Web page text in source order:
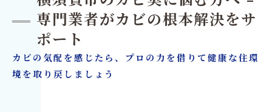
専門業者がカビの根本解決をサ
ポート
カビの気配を感じたら、プロの力を借りて健康な住環
境を取り戻しましょう